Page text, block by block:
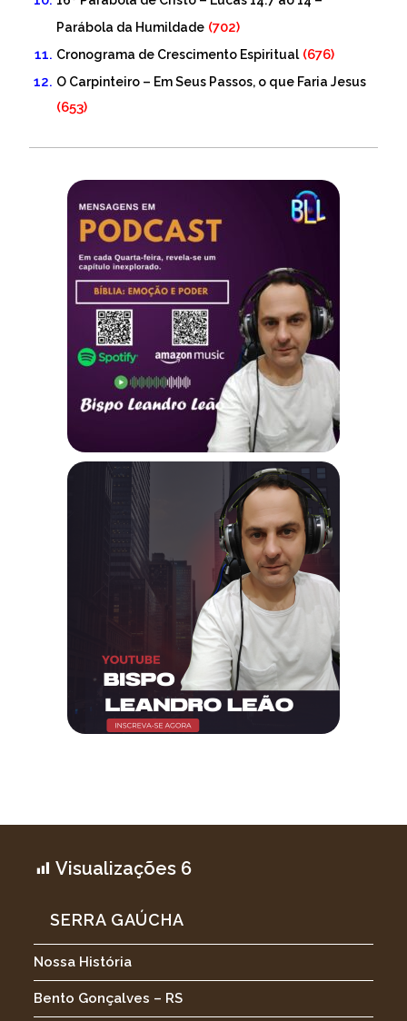
Parábola da Humildade (702)
Cronograma de Crescimento Espiritual (676)
O Carpinteiro – Em Seus Passos, o que Faria Jesus
(653)
Visualizações 6
SERRA GAÚCHA
Nossa História
Bento Gonçalves – RS